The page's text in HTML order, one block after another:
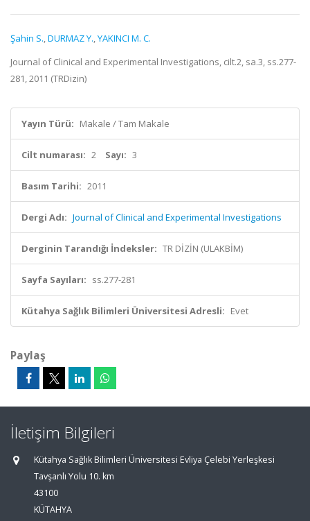
Şahin S.,DURMAZ Y.,YAKINCI M. C.
Journal of Clinical and Experimental Investigations, cilt.2, sa.3, ss.277-
281, 2011 (TRDizin)
Yayın Türü: Makale / Tam Makale
Cilt numarası: 2 Sayı: 3
Basım Tarihi: 2011
Dergi Adı: Journal of Clinical and Experimental Investigations
Derginin Tarandığı İndeksler: TR DİZİN (ULAKBİM)
Sayfa Sayıları: ss.277-281
Kütahya Sağlık Bilimleri Üniversitesi Adresli: Evet
Paylaş
İletişim Bilgileri
Kütahya Sağlık Bilimleri Üniversitesi Evliya Çelebi Yerleşkesi
Tavşanlı Yolu 10. km
43100
KÜTAHYA